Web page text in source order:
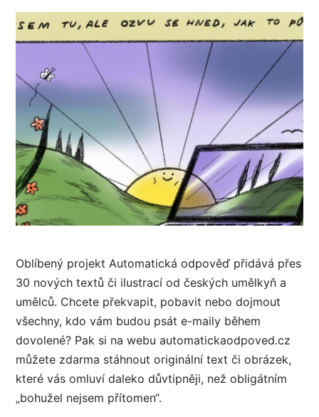
Oblíbený projekt Automatická odpověď přidává přes
30 nových textů či ilustrací od českých umělkyň a
umělců. Chcete překvapit, pobavit nebo dojmout
všechny, kdo vám budou psát e-maily během
dovolené? Pak si na webu automatickaodpoved.cz
můžete zdarma stáhnout originální text či obrázek,
které vás omluví daleko důvtipněji, než obligátním
„bohužel nejsem přítomen“.